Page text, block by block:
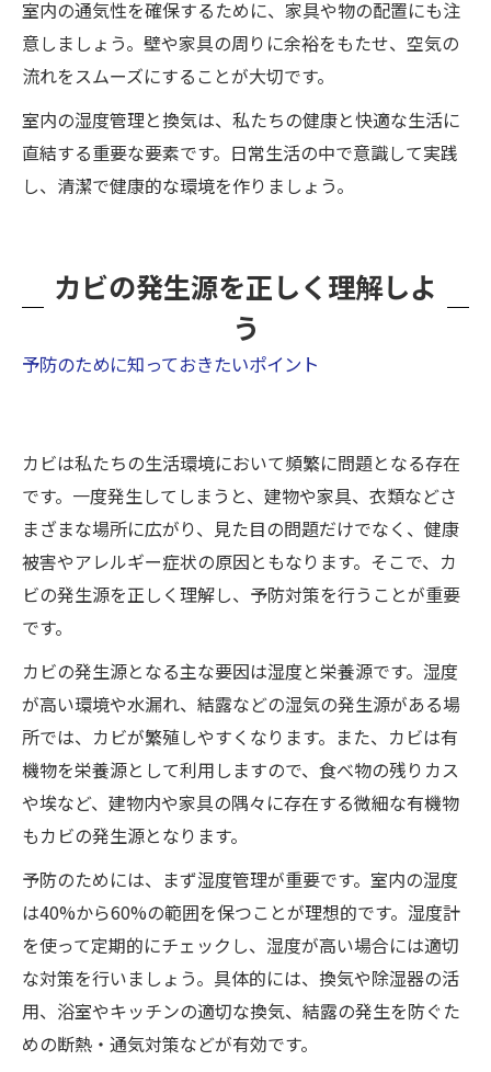
室内の通気性を確保するために、家具や物の配置にも注
意しましょう。壁や家具の周りに余裕をもたせ、空気の
流れをスムーズにすることが大切です。
室内の湿度管理と換気は、私たちの健康と快適な生活に
直結する重要な要素です。日常生活の中で意識して実践
し、清潔で健康的な環境を作りましょう。
カビの発生源を正しく理解しよ
う
予防のために知っておきたいポイント
カビは私たちの生活環境において頻繁に問題となる存在
です。一度発生してしまうと、建物や家具、衣類などさ
まざまな場所に広がり、見た目の問題だけでなく、健康
被害やアレルギー症状の原因ともなります。そこで、カ
ビの発生源を正しく理解し、予防対策を行うことが重要
です。
カビの発生源となる主な要因は湿度と栄養源です。湿度
が高い環境や水漏れ、結露などの湿気の発生源がある場
所では、カビが繁殖しやすくなります。また、カビは有
機物を栄養源として利用しますので、食べ物の残りカス
や埃など、建物内や家具の隅々に存在する微細な有機物
もカビの発生源となります。
予防のためには、まず湿度管理が重要です。室内の湿度
は40%から60%の範囲を保つことが理想的です。湿度計
を使って定期的にチェックし、湿度が高い場合には適切
な対策を行いましょう。具体的には、換気や除湿器の活
用、浴室やキッチンの適切な換気、結露の発生を防ぐた
めの断熱・通気対策などが有効です。